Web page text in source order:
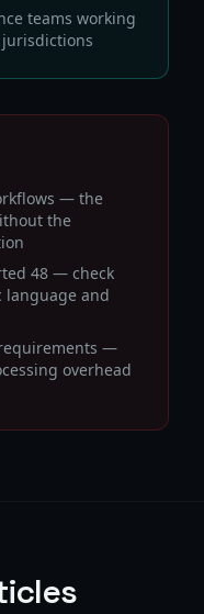
teams working
— the
the
48 — check
language and
—
overhead